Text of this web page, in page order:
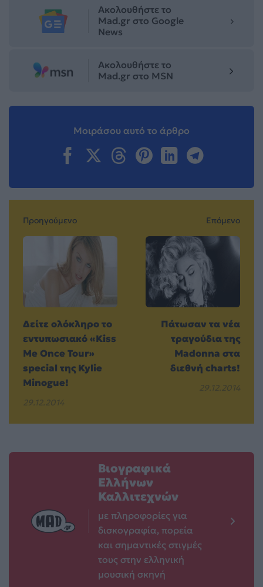
Ακολουθήστε το
Mad.gr στο Google
News
Ακολουθήστε το
Mad.gr στο MSN
Μοιράσου αυτό το άρθρο
Προηγούμενο
Δείτε ολόκληρο το
εντυπωσιακό «Kiss
Me Once Tour»
special της Kylie
Minogue!
29.12.2014
Επόμενο
Πάτωσαν τα νέα
τραγούδια της
Madonna στα
διεθνή charts!
29.12.2014
Βιογραφικά
Ελλήνων
Καλλιτεχνών
με πληροφορίες για
δισκογραφία, πορεία
και σημαντικές στιγμές
τους στην ελληνική
μουσική σκηνή